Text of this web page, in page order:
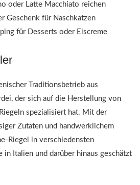
oder Latte Macchiato reichen
Geschenk für Naschkatzen
für Desserts oder Eiscreme
Traditionsbetrieb aus
der sich auf die Herstellung von
spezialisiert hat. Mit der
Zutaten und handwerklichem
Riegel in verschiedensten
in Italien und darüber hinaus geschätzt